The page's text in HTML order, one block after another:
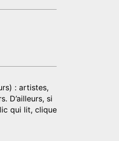
: artistes,
D’ailleurs, si
qui lit, clique